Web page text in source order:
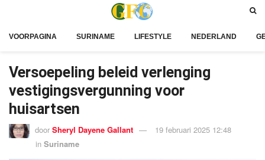
VOORPAGINA SURINAME LIFESTYLE NEDERLAND
Versoepeling beleid verlenging
vestigingsvergunning voor
huisartsen
door Sheryl Dayene Gallant
19 februari 2025 12:48
in Suriname